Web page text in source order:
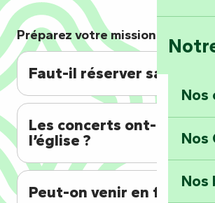
Nos
Nos
Nos
Préparez votre mission !
Faut-il réserver sa place ?
Les concerts ont-ils lieu
l’église ?
Peut-on venir en famille ?